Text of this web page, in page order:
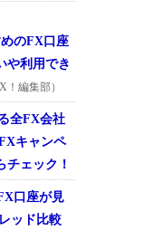
のFX口座
や利用でき
！編集部）
全FX会社
キャンペ
チェック！
口座が見
ッド比較